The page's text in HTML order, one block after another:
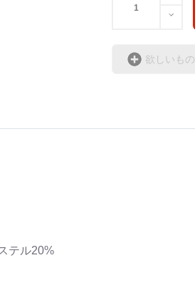
欲しいも
テル20%